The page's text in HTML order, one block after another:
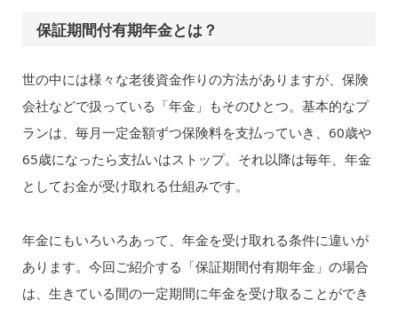
保証期間付有期年金とは？
世の中には様々な老後資金作りの方法がありますが、保険
会社などで扱っている「年金」もそのひとつ。基本的なプ
ランは、毎月一定金額ずつ保険料を支払っていき、60歳や
65歳になったら支払いはストップ。それ以降は毎年、年金
としてお金が受け取れる仕組みです。
年金にもいろいろあって、年金を受け取れる条件に違いが
あります。今回ご紹介する「保証期間付有期年金」の場合
は、生きている間の一定期間に年金を受け取ることができ